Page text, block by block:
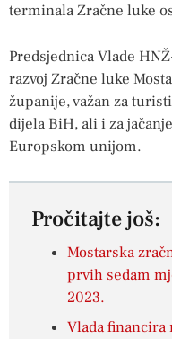
terminala Zračne luke
Predsjednica Vlade
razvoj Zračne luke
županije, važan za
dijela BiH, ali i za
Europskom unijom.
Pročitajte još:
Mostarska
prvih sedam
2023.
Vlada